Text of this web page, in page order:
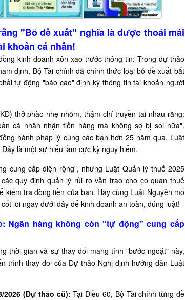
"Bỏ đề xuất" nghĩa là được thoải mái
khoản cá nhân!
kinh doanh xôn xao trước thông tin: Trong dự thảo
định, Bộ Tài chính đã chính thức loại bỏ đề xuất bắt
tự động "báo cáo" định kỳ thông tin tài khoản người
thở phào nhẹ nhõm, thậm chí truyền tai nhau rằng:
cá nhân nhận tiền hàng mà không sợ bị soi nữa".
hành pháp lý cùng các bạn hơn 25 năm qua, Luật
là một sự hiểu lầm cực kỳ nguy hiểm.
cung cấp diện rộng", nhưng Luật Quản lý thuế 2025
quy định quản lý rủi ro vẫn trao cho cơ quan thuế
kiểm tra dòng tiền của bạn. Hãy cùng Luật Nguyễn mổ
lõi ngay dưới đây để kinh doanh an toàn, đúng luật!
Ngân hàng không còn "tự động" cung cấp
thời gian và sự thay đổi mang tính "bước ngoặt" này,
trình thay đổi của Dự thảo Nghị định hướng dẫn Luật
2026 (Dự thảo cũ): Tại Điều 60, Bộ Tài chính từng đề